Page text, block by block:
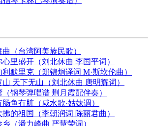
（台湾阿美族民歌）
里盛开（刘北休曲 李国平词）
默里克（郑锦炯译词 M·斯坎伦曲）
天下无山（刘北休曲 唐明辉词）
钢琴弹唱谱 荆月霞配伴奏）
鱼冇脏（咸水歌·姑妹调）
的祖国（李朝润词 陈丽君曲）
（潘力峰曲 严慧荣词）